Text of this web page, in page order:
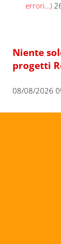
errori…)
Niente
progetti
08/08/2026